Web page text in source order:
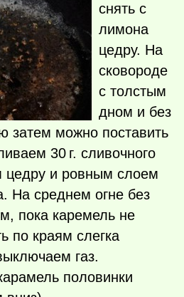
снять с
лимона
цедру. На
сковороде
с толстым
дном и без
затем можно поставить
30 г. сливочного
цедру и ровным слоем
На среднем огне без
пока каремель не
по краям слегка
газ.
половинки